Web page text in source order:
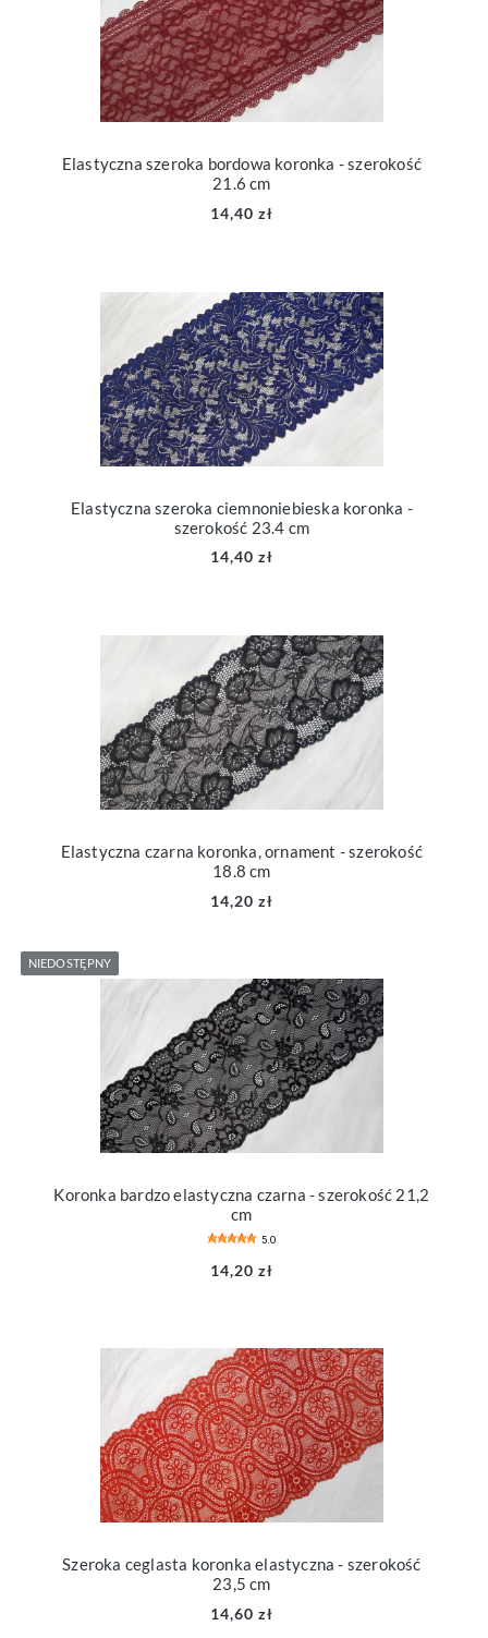
Elastyczna szeroka bordowa koronka - szerokość
21.6 cm
14,40 zł
Elastyczna szeroka ciemnoniebieska koronka -
szerokość 23.4 cm
14,40 zł
Elastyczna czarna koronka, ornament - szerokość
18.8 cm
14,20 zł
Koronka bardzo elastyczna czarna - szerokość 21,2
cm
5.0
14,20 zł
NIEDOSTĘPNY
Szeroka ceglasta koronka elastyczna - szerokość
23,5 cm
14,60 zł